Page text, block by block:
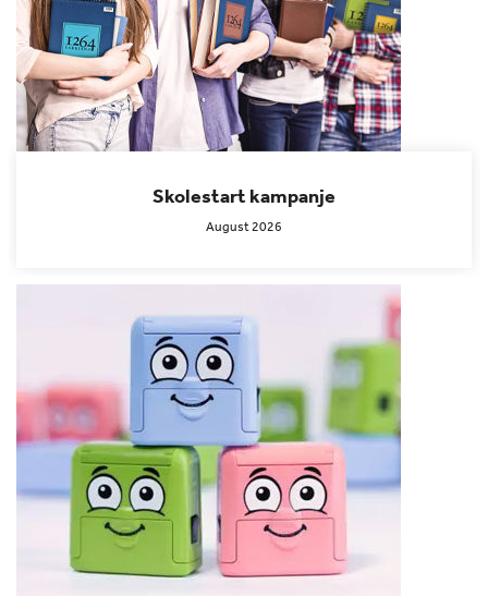
Skolestart kampanje
August 2026